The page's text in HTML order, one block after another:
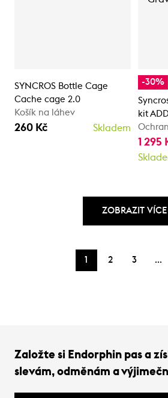
SYNCROS Bottle Cage
Cache cage 2.0
Košík na láhev
260 Kč Skladem
-30%
kit
1 295
ZOBRAZIT VÍCE
1 2 3 …
Založte si Endorphin pas a
slevám, odměnám a